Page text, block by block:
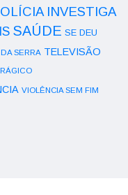
INVESTIGA
SAÚDE SE DEU
SERRA TELEVISÃO
VIOLÊNCIA SEM FIM